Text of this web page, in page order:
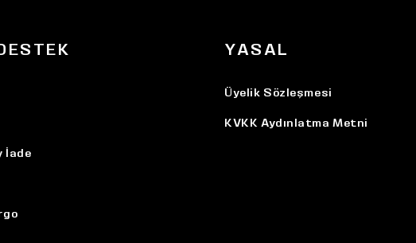
İade
YASAL
Üyelik Sözleşmesi
KVKK Aydınlatma Metni